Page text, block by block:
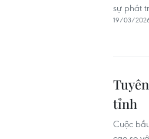
sự phát
19/03/
tỉnh
Cuộc